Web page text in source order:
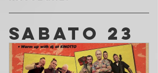
SABATO 23